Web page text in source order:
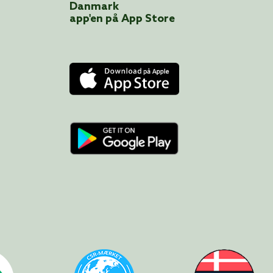
Danmark
app'en på App Store